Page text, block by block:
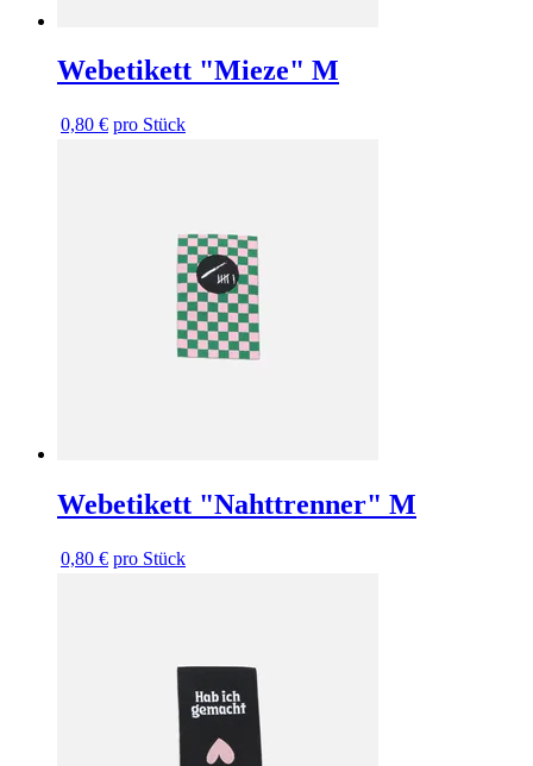
Webetikett "Mieze" M
0,80 € pro Stück
Webetikett "Nahttrenner" M
0,80 € pro Stück